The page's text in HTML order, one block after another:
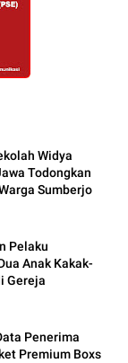
Widya
Todongkan
Sumberjo
Pelaku
Gereja
Penerima
Premium Boxs